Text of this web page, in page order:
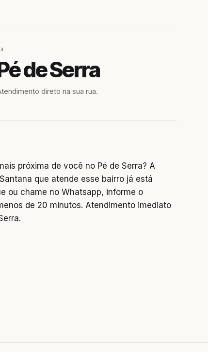
de Serra
direto na sua rua.
próxima de você no Pé de Serra? A
que atende esse bairro já está
ou chame no Whatsapp, informe o
de 20 minutos. Atendimento imediato